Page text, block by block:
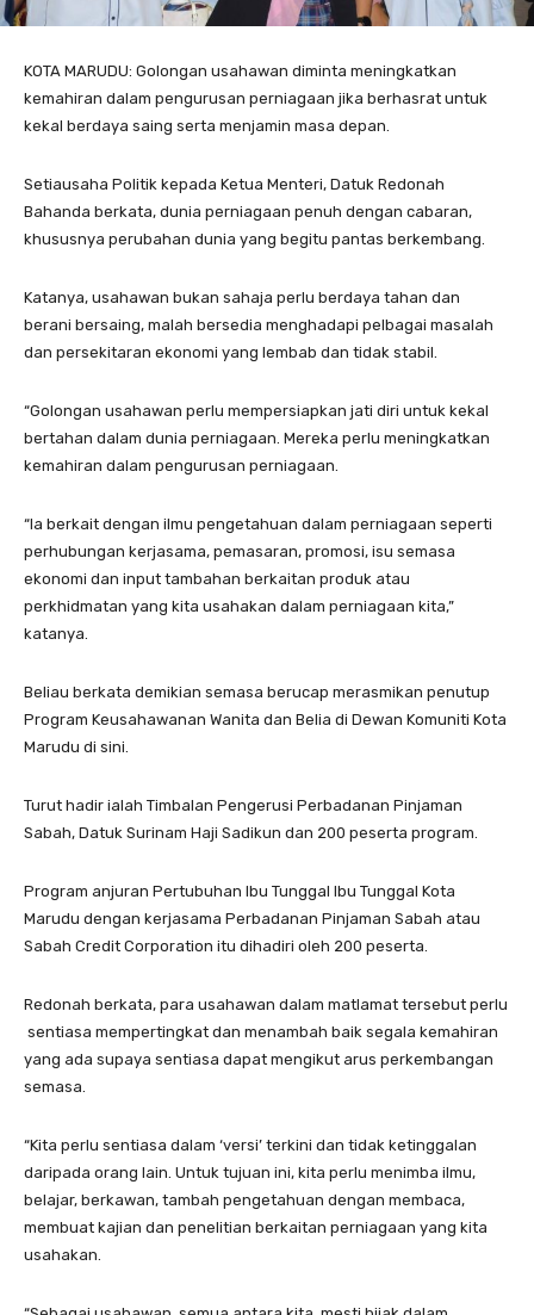
KOTA MARUDU: Golongan usahawan diminta meningkatkan
kemahiran dalam pengurusan perniagaan jika berhasrat untuk
kekal berdaya saing serta menjamin masa depan.
Setiausaha Politik kepada Ketua Menteri, Datuk Redonah
Bahanda berkata, dunia perniagaan penuh dengan cabaran,
khususnya perubahan dunia yang begitu pantas berkembang.
Katanya, usahawan bukan sahaja perlu berdaya tahan dan
berani bersaing, malah bersedia menghadapi pelbagai masalah
dan persekitaran ekonomi yang lembab dan tidak stabil.
“Golongan usahawan perlu mempersiapkan jati diri untuk kekal
bertahan dalam dunia perniagaan. Mereka perlu meningkatkan
kemahiran dalam pengurusan perniagaan.
“Ia berkait dengan ilmu pengetahuan dalam perniagaan seperti
perhubungan kerjasama, pemasaran, promosi, isu semasa
ekonomi dan input tambahan berkaitan produk atau
perkhidmatan yang kita usahakan dalam perniagaan kita,”
katanya.
Beliau berkata demikian semasa berucap merasmikan penutup
Program Keusahawanan Wanita dan Belia di Dewan Komuniti Kota
Marudu di sini.
Turut hadir ialah Timbalan Pengerusi Perbadanan Pinjaman
Sabah, Datuk Surinam Haji Sadikun dan 200 peserta program.
Program anjuran Pertubuhan Ibu Tunggal Ibu Tunggal Kota
Marudu dengan kerjasama Perbadanan Pinjaman Sabah atau
Sabah Credit Corporation itu dihadiri oleh 200 peserta.
Redonah berkata, para usahawan dalam matlamat tersebut perlu
sentiasa mempertingkat dan menambah baik segala kemahiran
yang ada supaya sentiasa dapat mengikut arus perkembangan
semasa.
“Kita perlu sentiasa dalam ‘versi’ terkini dan tidak ketinggalan
daripada orang lain. Untuk tujuan ini, kita perlu menimba ilmu,
belajar, berkawan, tambah pengetahuan dengan membaca,
membuat kajian dan penelitian berkaitan perniagaan yang kita
usahakan.